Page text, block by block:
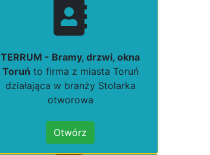
TERRUM - Bramy, drzwi, okna
Toruń to firma z miasta Toruń
działająca w branży Stolarka
otworowa
Otwórz